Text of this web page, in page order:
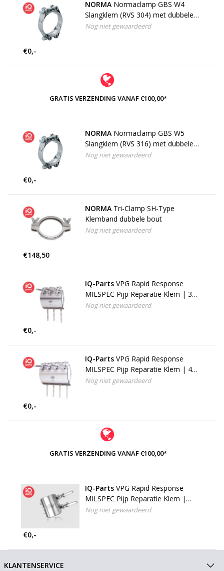
NORMA Normaclamp GBS W4
Slangklem (RVS 304) met dubbele
bout 30 mm breed
Nog niet gewaardeerd
€0,-
GRATIS VERZENDING VANAF €100,00*
NORMA Normaclamp GBS W5
Slangklem (RVS 316) met dubbele
bout
Nog niet gewaardeerd
€0,-
NORMA Tri-Clamp SH-Type
Klemband dubbele bout
Nog niet gewaardeerd
€148,50
IQ-Parts VPG Rapid Response
MILSPEC Pijp Reparatie Klem | 3
hevels | 210 mm
Nog niet gewaardeerd
€0,-
IQ-Parts VPG Rapid Response
MILSPEC Pijp Reparatie Klem | 4
hevels | 272 mm
Nog niet gewaardeerd
€0,-
GRATIS VERZENDING VANAF €100,00*
IQ-Parts VPG Rapid Response
MILSPEC Pijp Reparatie Klem |
dubbele hevel | 148 mm
Nog niet gewaardeerd
€0,-
KLANTENSERVICE